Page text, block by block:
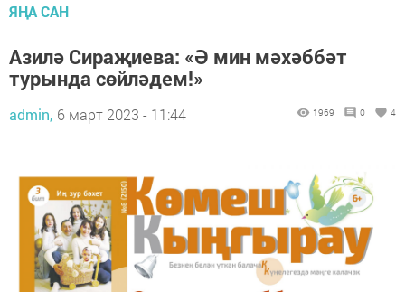
ЯҢА САН
Азилә Сираҗиева: «Ә мин мәхәббәт
турында сөйләдем!»
admin, 6 март 2023 - 11:44 1969 0 4